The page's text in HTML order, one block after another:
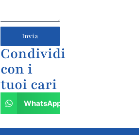
Invia
Condividi
con i
tuoi cari
WhatsApp